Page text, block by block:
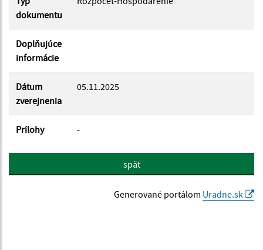
dokumentu
Doplňujúce
informácie
Dátum
zverejnenia
05.11.2025
Prílohy -
späť
Generované portálom Uradne.sk